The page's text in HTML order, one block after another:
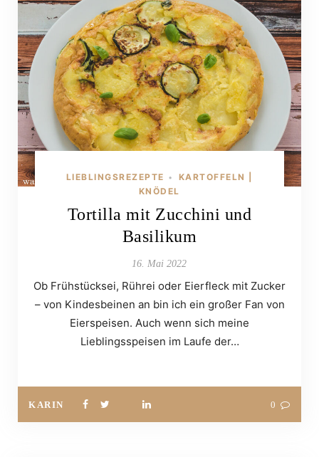
LIEBLINGSREZEPTE •
KARTOFFELN |
KNÖDEL
Tortilla mit Zucchini und
Basilikum
16. Mai 2022
Ob Frühstücksei, Rührei oder Eierfleck mit Zucker
– von Kindesbeinen an bin ich ein großer Fan von
Eierspeisen. Auch wenn sich meine
Lieblingsspeisen im Laufe der…
KARIN 0